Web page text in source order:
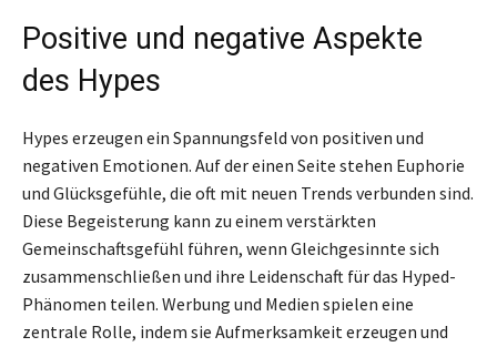
Positive und negative Aspekte
des Hypes
Hypes erzeugen ein Spannungsfeld von positiven und
negativen Emotionen. Auf der einen Seite stehen Euphorie
und Glücksgefühle, die oft mit neuen Trends verbunden sind.
Diese Begeisterung kann zu einem verstärkten
Gemeinschaftsgefühl führen, wenn Gleichgesinnte sich
zusammenschließen und ihre Leidenschaft für das Hyped-
Phänomen teilen. Werbung und Medien spielen eine
zentrale Rolle, indem sie Aufmerksamkeit erzeugen und